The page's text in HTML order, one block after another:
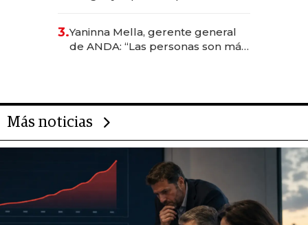
anticipación y prepara apertura
3.Yaninna Mella, gerente general
de ANDA: “Las personas son más
Más noticias